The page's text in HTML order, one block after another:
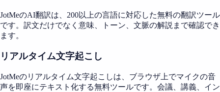
JotMeのAI翻訳は、200以上の言語に対応した無料の翻訳ツール
です。訳文だけでなく意味、トーン、文脈の解説まで確認でき
ます。
リアルタイム文字起こし
JotMeのリアルタイム文字起こしは、ブラウザ上でマイクの音
声を即座にテキスト化する無料ツールです。会議、講義、イン